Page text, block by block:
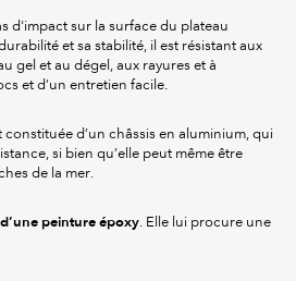
d'impact sur la surface du plateau
et sa stabilité, il est résistant aux
gel et au dégel, aux rayures et à
et d’un entretien facile.
constituée d’un châssis en aluminium, qui
si bien qu’elle peut même être
de la mer.
peinture époxy. Elle lui procure une